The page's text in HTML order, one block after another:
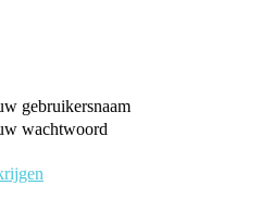
gebruikersnaam
wachtwoord